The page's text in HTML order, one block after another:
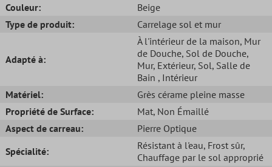
Couleur:
Beige
Type de produit:
Carrelage sol et mur
Adapté à:
À l'intérieur de la maison, Mur
de Douche, Sol de Douche,
Mur, Extérieur, Sol, Salle de
Bain , Intérieur
Matériel:
Grès cérame pleine masse
Propriété de Surface:
Mat, Non Émaillé
Aspect de carreau:
Pierre Optique
Spécialité:
Résistant à l'eau, Frost sûr,
Chauffage par le sol approprié